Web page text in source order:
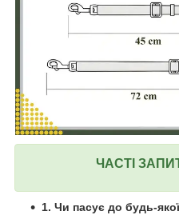
ЧАСТІ
1. Чи пасує до будь-